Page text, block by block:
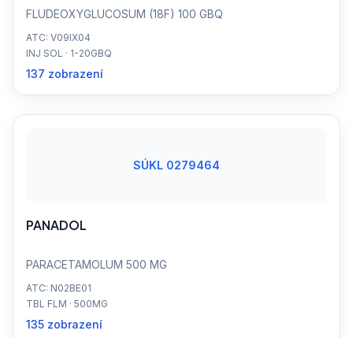
FLUDEOXYGLUCOSUM (18F) 100 GBQ
ATC: V09IX04
INJ SOL · 1-20GBQ
137 zobrazení
SÚKL 0279464
PANADOL
PARACETAMOLUM 500 MG
ATC: N02BE01
TBL FLM · 500MG
135 zobrazení